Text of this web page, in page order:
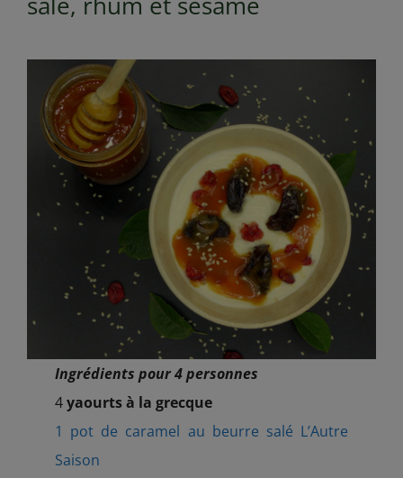
Ingrédients pour 4 personnes
4yaourts à la grecque
1 pot de caramel au beurre salé L’Autre
Saison